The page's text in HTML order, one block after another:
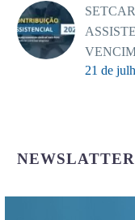
21 de
NEWSLATTER